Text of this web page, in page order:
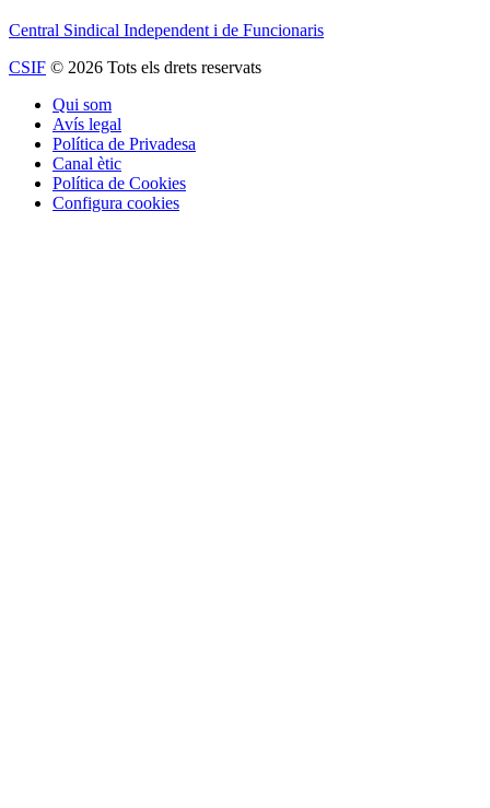
Central Sindical Independent i de Funcionaris
CSIF © 2026 Tots els drets reservats
Qui som
Avís legal
Política de Privadesa
Canal ètic
Política de Cookies
Configura cookies